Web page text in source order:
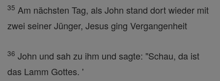
35 Am nächsten Tag, als John stand dort wieder mit
zwei seiner Jünger, Jesus ging Vergangenheit
36 John und sah zu ihm und sagte: "Schau, da ist
das Lamm Gottes. '